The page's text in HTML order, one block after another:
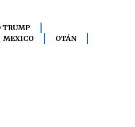
TRUMP
MEXICO
OTÁN